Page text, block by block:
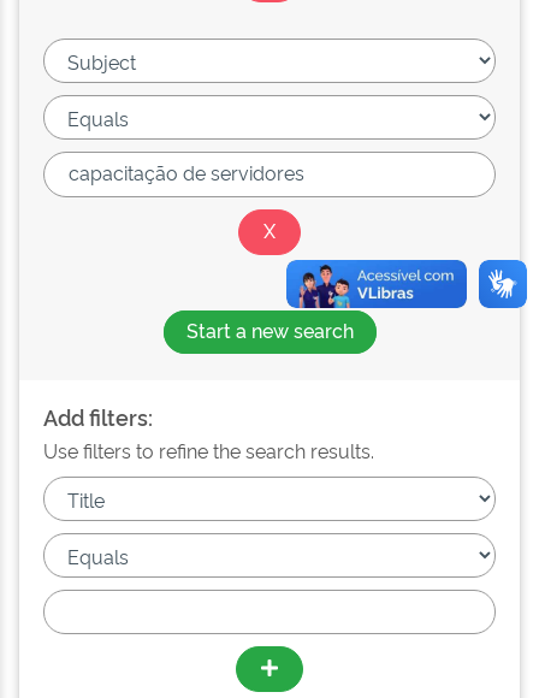
Start a new search
Add filters:
Use filters to refine the search results.